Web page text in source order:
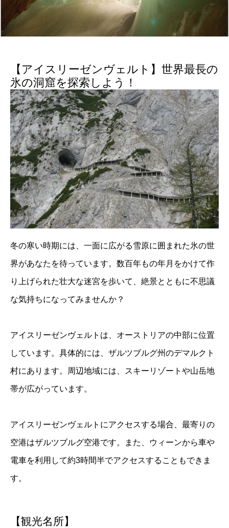
【アイスリーゼンヴェルト】世界最長の
氷の洞窟を探索しよう！
冬の寒い時期には、一面に広がる雪原に囲まれた氷の世
界があなたを待っています。数百年もの年月をかけて作
り上げられた壮大な迷宮を歩いて、絶景とともに不思議
な気持ちになってみませんか？
アイスリーゼンヴェルトは、オーストリアの中部に位置
しています。具体的には、ザルツブルグ州のデマルクト
村にあります。周辺地域には、スキーリゾートや山岳地
帯が広がっています。
アイスリーゼンヴェルトにアクセスする場合、最寄りの
空港はザルツブルグ空港です。また、ウィーンから車や
電車を利用して約3時間半でアクセスすることもできま
す。
【観光名所】